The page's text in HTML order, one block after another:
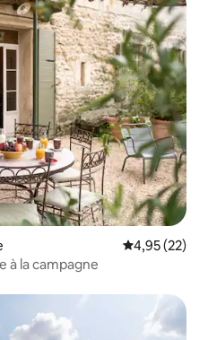
Note
4,95 (22)
à la campagne